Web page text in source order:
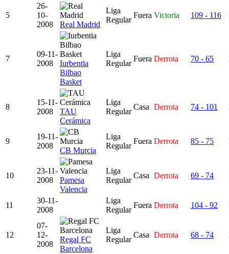
5
26-
10-
2008
Real Madrid
Liga
Regular
Fuera Victoria 109 - 116
7
09-11-
2008
Iurbentia
Bilbao
Basket
Liga
Regular
Fuera Derrota 70 - 65
8
15-11-
2008
TAU
Cerámica
Liga
Regular
Casa Derrota 74 - 101
9
19-11-
2008
CB Murcia
Liga
Regular
Fuera Derrota 85 - 75
10
23-11-
2008
Pamesa
Valencia
Liga
Regular
Casa Derrota 69 - 74
11
30-11-
2008
Liga
Regular
Fuera Derrota 104 - 92
12
07-
12-
2008
Regal FC
Barcelona
Liga
Regular
Casa Derrota 68 - 74